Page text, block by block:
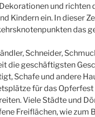
und
Kindern ein. In dieser
das
Schneider,
die geschäftigsten
Schafe und andere
für das
Viele Städte und
Freiflächen, wie zum